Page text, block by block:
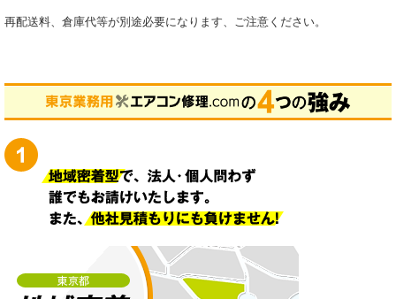
再配送料、倉庫代等が別途必要になります、ご注意ください。